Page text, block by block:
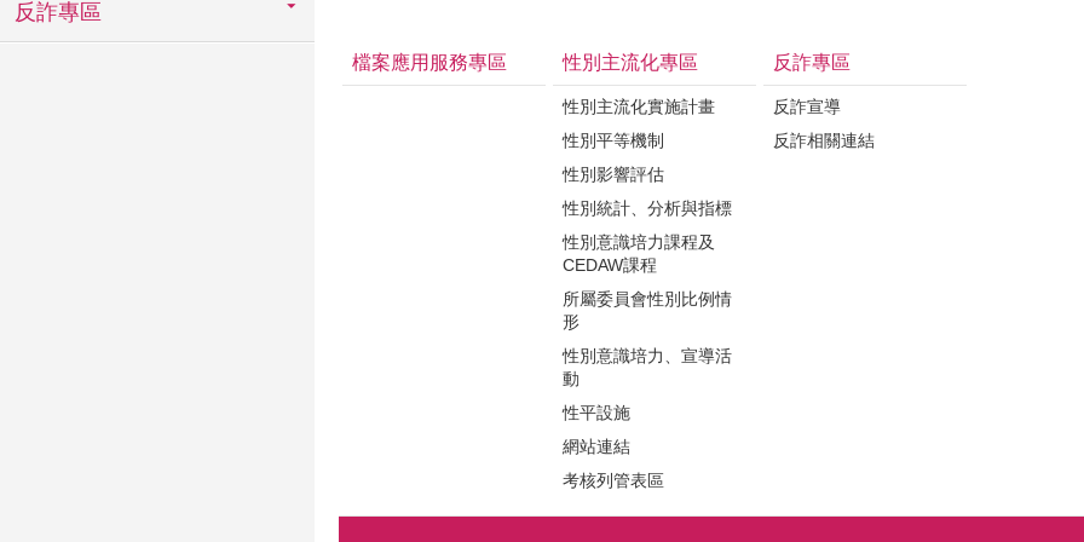
反詐專區
檔案應用服務專區 性別主流化專區
性別主流化實施計畫
性別平等機制
性別影響評估
性別統計、分析與指標
性別意識培力課程及
CEDAW課程
所屬委員會性別比例情
形
性別意識培力、宣導活
動
性平設施
網站連結
考核列管表區
反詐專區
反詐宣導
反詐相關連結